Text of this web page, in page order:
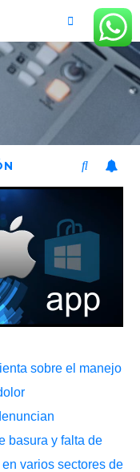
sobre el manejo
basura y falta de
varios sectores de